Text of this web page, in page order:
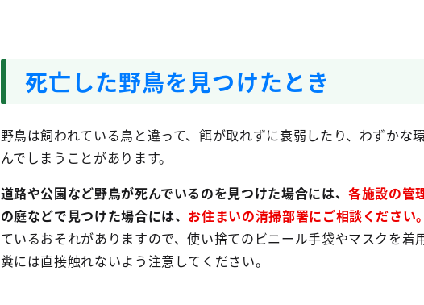
死亡した野鳥を見つけたとき
野鳥は飼われている鳥と違って、餌が取れずに衰弱したり、わずかな
んでしまうことがあります。
道路や公園など野鳥が死んでいるのを見つけた場合には、各施設の管
の庭などで見つけた場合には、 お住まいの清掃部署にご相談ください。
ているおそれがありますので、使い捨てのビニール手袋やマスクを着
糞には直接触れないよう注意してください。